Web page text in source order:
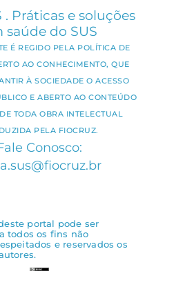
. Práticas e soluções
saúde do SUS
É REGIDO PELA POLÍTICA DE
AO CONHECIMENTO, QUE
À SOCIEDADE O ACESSO
E ABERTO AO CONTEÚDO
TODA OBRA INTELECTUAL
PELA FIOCRUZ.
Conosco:
portal pode ser
todos os fins não
e reservados os